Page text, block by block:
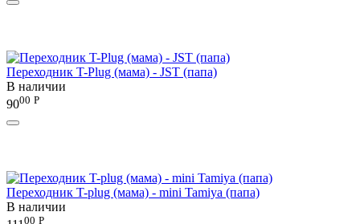
Переходник T-Plug (мама) - JST (папа)
В наличии
9000 Р
Переходник T-plug (мама) - mini Tamiya (папа)
В наличии
00 Р